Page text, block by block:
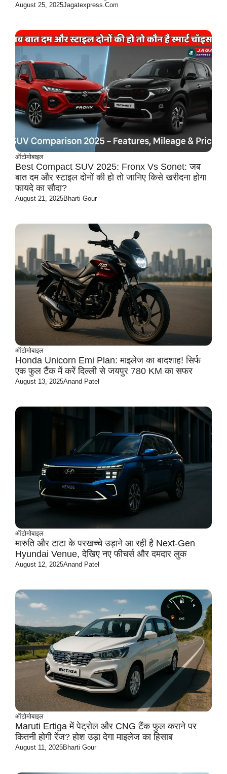
August 25, 2025Jagatexpress.com
ऑटोमोबाइल
Best Compact SUV 2025: Fronx Vs Sonet: जब
बात दम और स्टाइल दोनों की हो तो जानिए किसे खरीदना होगा
फायदे का सौदा?
August 21, 2025Bharti Gour
ऑटोमोबाइल
Honda Unicorn Emi Plan: माइलेज का बादशाह! सिर्फ
एक फुल टैंक में करें दिल्ली से जयपुर 780 KM का सफर
August 13, 2025Anand Patel
ऑटोमोबाइल
मारुति और टाटा के परखच्चे उड़ाने आ रही है Next-Gen
Hyundai Venue, देखिए नए फीचर्स और दमदार लुक
August 12, 2025Anand Patel
ऑटोमोबाइल
Maruti Ertiga में पेट्रोल और CNG टैंक फुल कराने पर
कितनी होगी रेंज? होश उड़ा देगा माइलेज का हिसाब
August 11, 2025Bharti Gour